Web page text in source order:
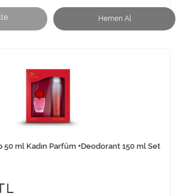
Hemen Al
50 ml Kadın Parfüm +Deodorant 150 ml Set